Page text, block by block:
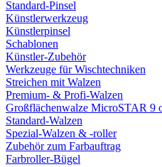
Standard-Pinsel
Künstlerwerkzeug
Künstlerpinsel
Schablonen
Künstler-Zubehör
Werkzeuge für Wischtechniken
Streichen mit Walzen
Premium- & Profi-Walzen
Großflächenwalze MicroSTAR 9
Standard-Walzen
Spezial-Walzen & -roller
Zubehör zum Farbauftrag
Farbroller-Bügel